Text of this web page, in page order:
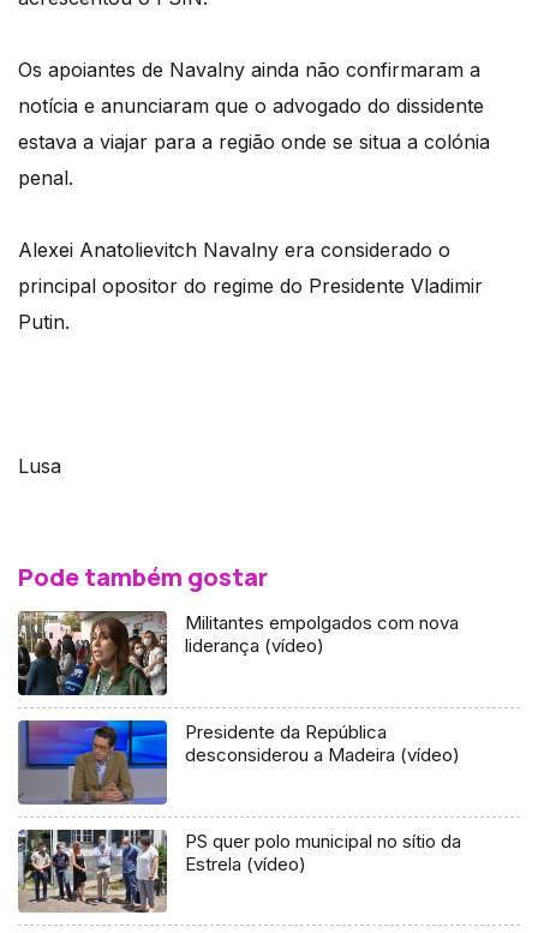
Os apoiantes de Navalny ainda não confirmaram a
notícia e anunciaram que o advogado do dissidente
estava a viajar para a região onde se situa a colónia
penal.
Alexei Anatolievitch Navalny era considerado o
principal opositor do regime do Presidente Vladimir
Putin.
Lusa
Pode também gostar
Militantes empolgados com nova
liderança (vídeo)
Presidente da República
desconsiderou a Madeira (vídeo)
PS quer polo municipal no sítio da
Estrela (vídeo)